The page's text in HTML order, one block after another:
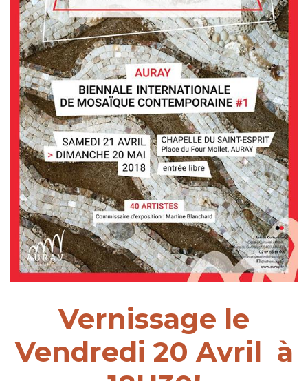
Vernissage le
Vendredi 20 Avril à